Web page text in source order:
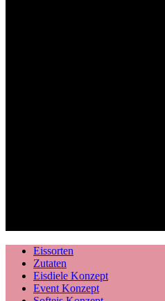
Eissorten
Zutaten
Eisdiele Konzept
Event Konzept